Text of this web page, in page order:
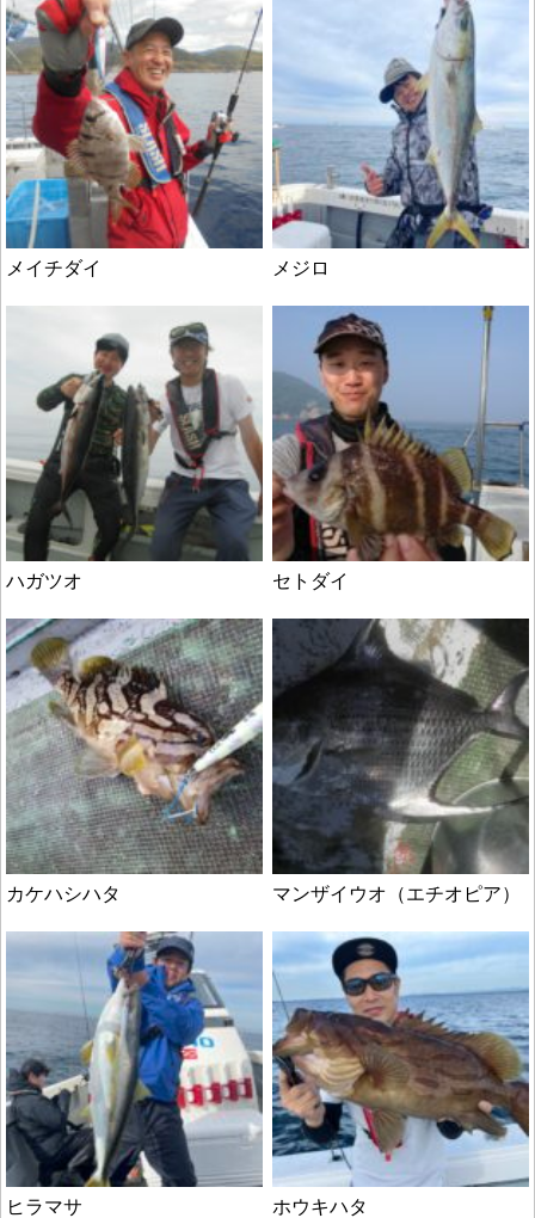
メイチダイ メジロ
ハガツオ セトダイ
カケハシハタ マンザイウオ（エチオピア）
ヒラマサ ホウキハタ